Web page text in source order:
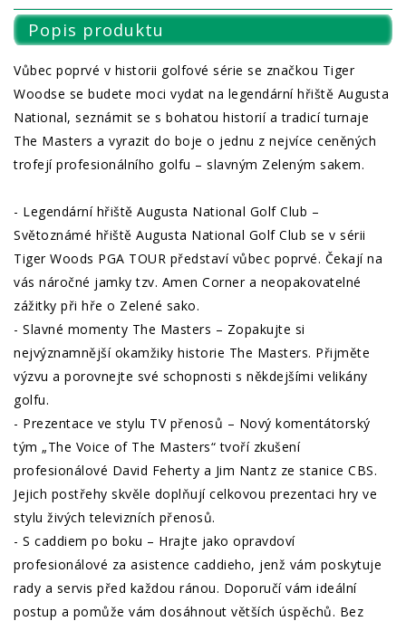
Popis produktu
Vůbec poprvé v historii golfové série se značkou Tiger
Woodse se budete moci vydat na legendární hřiště Augusta
National, seznámit se s bohatou historií a tradicí turnaje
The Masters a vyrazit do boje o jednu z nejvíce ceněných
trofejí profesionálního golfu – slavným Zeleným sakem.
- Legendární hřiště Augusta National Golf Club –
Světoznámé hřiště Augusta National Golf Club se v sérii
Tiger Woods PGA TOUR představí vůbec poprvé. Čekají na
vás náročné jamky tzv. Amen Corner a neopakovatelné
zážitky při hře o Zelené sako.
- Slavné momenty The Masters – Zopakujte si
nejvýznamnější okamžiky historie The Masters. Přijměte
výzvu a porovnejte své schopnosti s někdejšími velikány
golfu.
- Prezentace ve stylu TV přenosů – Nový komentátorský
tým „The Voice of The Masters“ tvoří zkušení
profesionálové David Feherty a Jim Nantz ze stanice CBS.
Jejich postřehy skvěle doplňují celkovou prezentaci hry ve
stylu živých televizních přenosů.
- S caddiem po boku – Hrajte jako opravdoví
profesionálové za asistence caddieho, jenž vám poskytuje
rady a servis před každou ránou. Doporučí vám ideální
postup a pomůže vám dosáhnout větších úspěchů. Bez